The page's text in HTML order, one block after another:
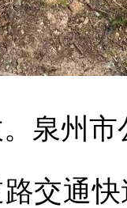
泉州
交通